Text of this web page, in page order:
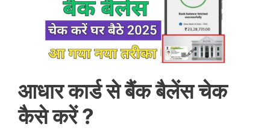
आधार कार्ड से बैंक बैलेंस चेक
कैसे करें ?